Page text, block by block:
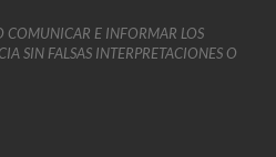
COMUNICAR E INFORMAR LOS
SIN FALSAS INTERPRETACIONES O